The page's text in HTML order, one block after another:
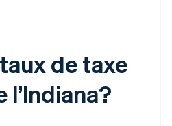
de taxe
l’Indiana?